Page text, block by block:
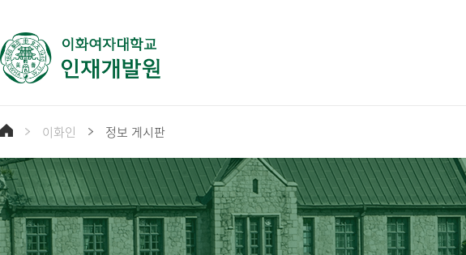
이화인 정보 게시판